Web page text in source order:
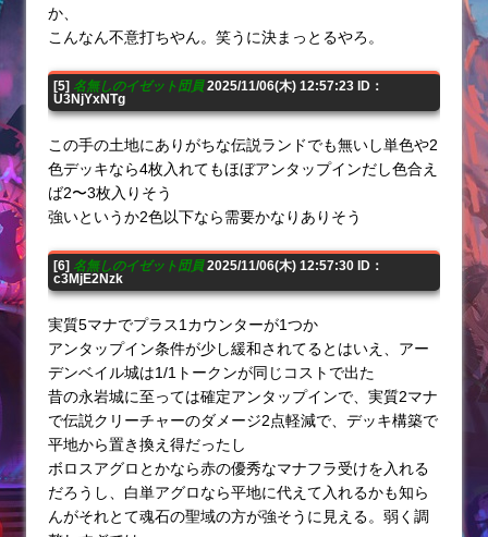
か、
こんなん不意打ちやん。笑うに決まっとるやろ。
[5] 名無しのイゼット団員2025/11/06(木) 12:57:23 ID：
U3NjYxNTg
この手の土地にありがちな伝説ランドでも無いし単色や2
色デッキなら4枚入れてもほぼアンタップインだし色合え
ば2〜3枚入りそう
強いというか2色以下なら需要かなりありそう
[6] 名無しのイゼット団員2025/11/06(木) 12:57:30 ID：
c3MjE2Nzk
実質5マナでプラス1カウンターが1つか
アンタップイン条件が少し緩和されてるとはいえ、アー
デンベイル城は1/1トークンが同じコストで出た
昔の永岩城に至っては確定アンタップインで、実質2マナ
で伝説クリーチャーのダメージ2点軽減で、デッキ構築で
平地から置き換え得だったし
ボロスアグロとかなら赤の優秀なマナフラ受けを入れる
だろうし、白単アグロなら平地に代えて入れるかも知ら
んがそれとて魂石の聖域の方が強そうに見える。弱く調